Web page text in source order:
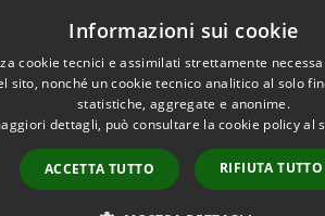
Informazioni sui cookie
cookie tecnici e assimilati strettamente
sito, nonché un cookie tecnico analitico al solo
statistiche, aggregate e anonime.
dettagli, può consultare la cookie policy al
ACCETTA TUTTO RIFIUTA TUTTO